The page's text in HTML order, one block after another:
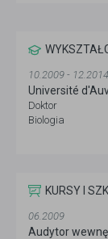
10.2009 - 12.2014
Université
Doktor
Biologia
KURSY I
06.2009
Audytor